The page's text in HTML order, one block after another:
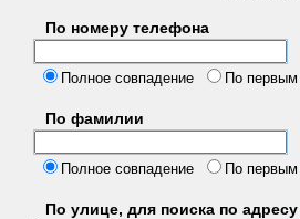
По номеру телефона
Полное совпадение
По
По фамилии
Полное совпадение По
По улице, для поиска по адресу